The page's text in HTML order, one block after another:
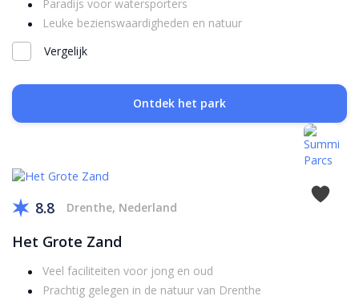
Paradijs voor watersporters
Leuke bezienswaardigheden en natuur
Vergelijk
Ontdek het park
8.8 Drenthe, Nederland
Het Grote Zand
Veel faciliteiten voor jong en oud
Prachtig gelegen in de natuur van Drenthe